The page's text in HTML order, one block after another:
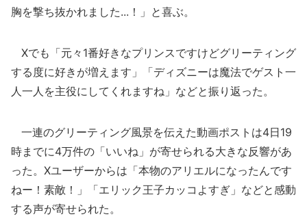
胸を撃ち抜かれました...！」と喜ぶ。
Xでも「元々1番好きなプリンスですけどグリーティング
する度に好きが増えます」「ディズニーは魔法でゲスト一
人一人を主役にしてくれますね」などと振り返った。
一連のグリーティング風景を伝えた動画ポストは4日19
時までに4万件の「いいね」が寄せられる大きな反響があ
った。Xユーザーからは「本物のアリエルになったんです
ねー！素敵！」「エリック王子カッコよすぎ」などと感動
する声が寄せられた。